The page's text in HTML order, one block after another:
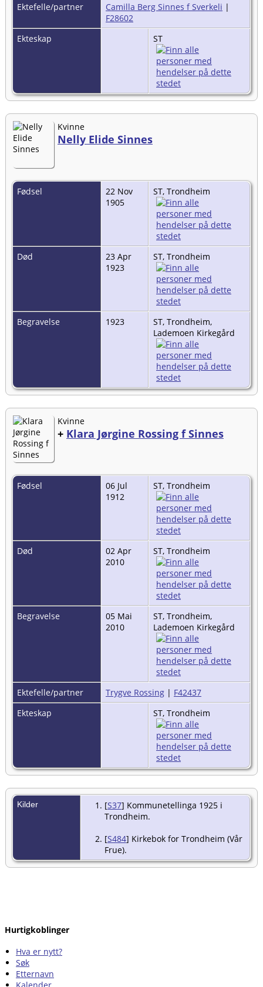
Ektefelle/partner Camilla Berg Sinnes f Sverkeli |
F28602
Ekteskap
ST
Kvinne
Nelly Elide Sinnes
Fødsel
22 Nov
1905
ST, Trondheim
Død
23 Apr
1923
ST, Trondheim
Begravelse 1923
ST, Trondheim,
Lademoen Kirkegård
Kvinne
+ Klara Jørgine Rossing f Sinnes
Fødsel
06 Jul
1912
ST, Trondheim
Død
02 Apr
2010
ST, Trondheim
Begravelse
05 Mai
2010
ST, Trondheim,
Lademoen Kirkegård
Ektefelle/partner Trygve Rossing | F42437
Ekteskap
ST, Trondheim
Kilder [S37] Kommunetellinga 1925 i
Trondheim.
[S484] Kirkebok for Trondheim (Vår
Frue).
Hurtigkoblinger
Hva er nytt?
Søk
Etternavn